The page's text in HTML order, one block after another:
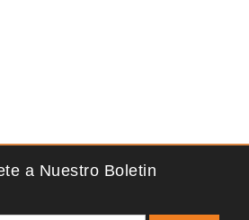
a Nuestro Boletin